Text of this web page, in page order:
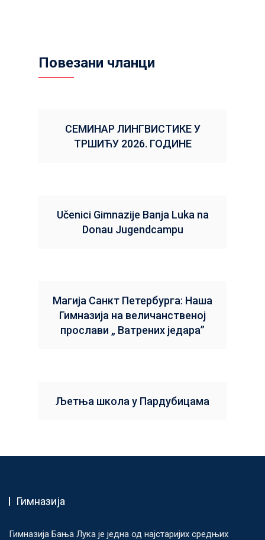
Повезани чланци
СЕМИНАР ЛИНГВИСТИКЕ У
ТРШИЋУ 2026. ГОДИНЕ
Učenici Gimnazije Banja Luka na
Donau Jugendcampu
Магија Санкт Петербурга: Наша
Гимназија на величанственој
прослави „ Ватрених једара”
Љетња школа у Пардубицама
Гимназија
Гимназија Бања Лука је једна од најстаријих средњих